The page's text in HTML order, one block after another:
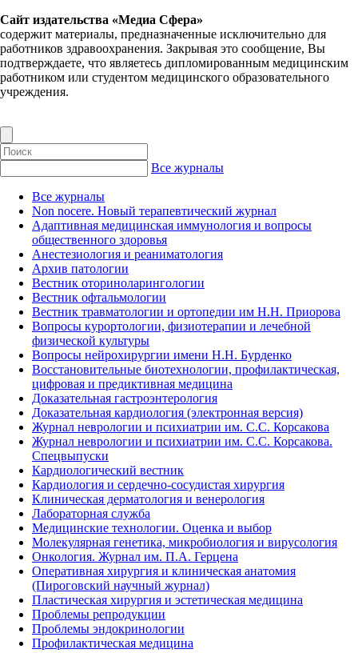
Сайт издательства «Медиа Сфера»
содержит материалы, предназначенные исключительно для
работников здравоохранения. Закрывая это сообщение, Вы
подтверждаете, что являетесь дипломированным медицинским
работником или студентом медицинского образовательного
учреждения.
Все журналы
Все журналы
Non nocere. Новый терапевтический журнал
Адаптивная медицинская иммунология и вопросы
общественного здоровья
Анестезиология и реаниматология
Архив патологии
Вестник оториноларингологии
Вестник офтальмологии
Вестник травматологии и ортопедии им Н.Н. Приорова
Вопросы курортологии, физиотерапии и лечебной
физической культуры
Вопросы нейрохирургии имени Н.Н. Бурденко
Восстановительные биотехнологии, профилактическая,
цифровая и предиктивная медицина
Доказательная гастроэнтерология
Доказательная кардиология (электронная версия)
Журнал неврологии и психиатрии им. С.С. Корсакова
Журнал неврологии и психиатрии им. С.С. Корсакова.
Спецвыпуски
Кардиологический вестник
Кардиология и сердечно-сосудистая хирургия
Клиническая дерматология и венерология
Лабораторная служба
Медицинские технологии. Оценка и выбор
Молекулярная генетика, микробиология и вирусология
Онкология. Журнал им. П.А. Герцена
Оперативная хирургия и клиническая анатомия
(Пироговский научный журнал)
Пластическая хирургия и эстетическая медицина
Проблемы репродукции
Проблемы эндокринологии
Профилактическая медицина